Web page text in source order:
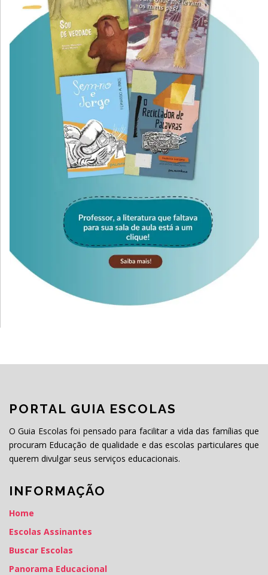
PORTAL GUIA ESCOLAS
O Guia Escolas foi pensado para facilitar a vida das famílias que
procuram Educação de qualidade e das escolas particulares que
querem divulgar seus serviços educacionais.
INFORMAÇÃO
Home
Escolas Assinantes
Buscar Escolas
Panorama Educacional